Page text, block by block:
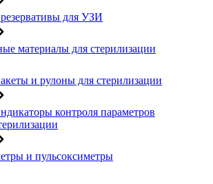
для УЗИ
материалы для стерилизации
и рулоны для стерилизации
контроля параметров
и пульсоксиметры